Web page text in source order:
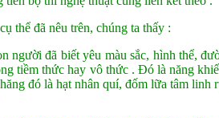
thể đã nêu trên, chúng ta thấy :
người đã biết yêu màu sắc, hình thể,
tiềm thức hay vô thức . Đó là năng
đó là hạt nhân quí, đốm lữa tâm linh